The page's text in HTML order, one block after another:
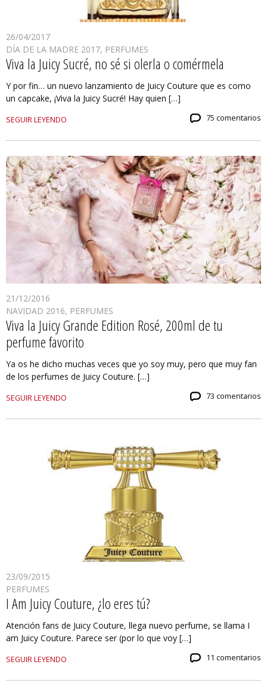
26/04/2017
DÍA DE LA MADRE 2017, PERFUMES
Viva la Juicy Sucré, no sé si olerla o comérmela
Y por fin… un nuevo lanzamiento de Juicy Couture que es como
un capcake, ¡Viva la Juicy Sucré! Hay quien […]
SEGUIR LEYENDO 75 comentarios
21/12/2016
NAVIDAD 2016, PERFUMES
Viva la Juicy Grande Edition Rosé, 200ml de tu
perfume favorito
Ya os he dicho muchas veces que yo soy muy, pero que muy fan
de los perfumes de Juicy Couture. […]
SEGUIR LEYENDO 73 comentarios
23/09/2015
PERFUMES
I Am Juicy Couture, ¿lo eres tú?
Atención fans de Juicy Couture, llega nuevo perfume, se llama I
am Juicy Couture. Parece ser (por lo que voy […]
SEGUIR LEYENDO 11 comentarios